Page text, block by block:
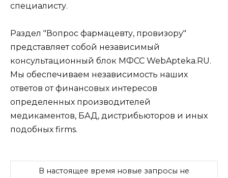
специалисту.
Раздел "Вопрос фармацевту, провизору"
представляет собой независимый
консультационный блок МФСС WebApteka.RU.
Мы обеспечиваем независимость наших
ответов от финансовых интересов
определенных производителей
медикаментов, БАД, дистрибьюторов и иных
подобных firms.
В настоящее время новые запросы не